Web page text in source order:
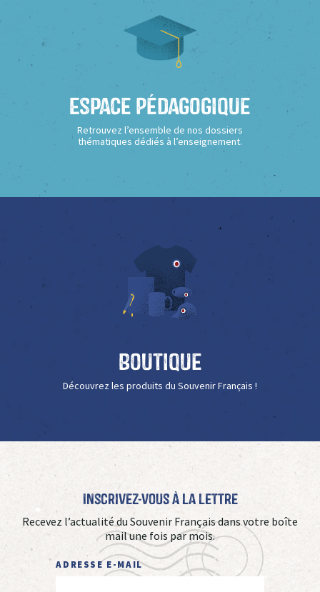
Espace Pédagogique
Retrouvez l’ensemble de nos dossiers
thématiques dédiés à l’enseignement.
Boutique
Découvrez les produits du Souvenir Français !
Inscrivez-vous à La Lettre
Recevez l’actualité du Souvenir Français dans votre boîte
mail une fois par mois.
ADRESSE E-MAIL